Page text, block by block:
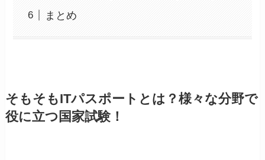
まとめ
そもそもITパスポートとは？様々な分野で
役に立つ国家試験！